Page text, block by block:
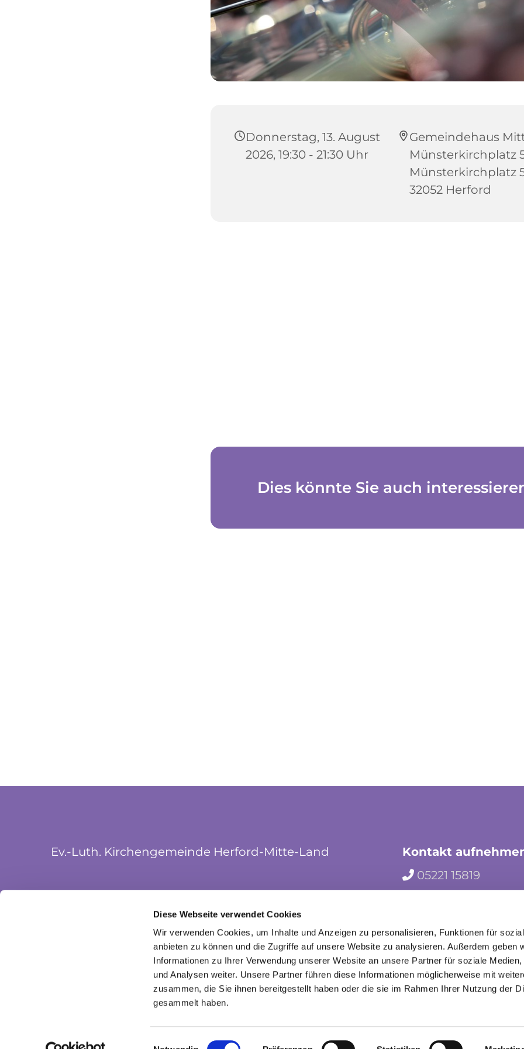
Diese Webseite verwendet Cookies
Wir verwenden Cookies, um Inhalte und Anzeigen zu personalisieren, Funktionen für
anbieten zu können und die Zugriffe auf unsere Website zu analysieren. Außerdem geben
Informationen zu Ihrer Verwendung unserer Website an unsere Partner für soziale Medien,
und Analysen weiter. Unsere Partner führen diese Informationen möglicherweise mit
zusammen, die Sie ihnen bereitgestellt haben oder die sie im Rahmen Ihrer Nutzung der
gesammelt haben.
Einwilligungsauswahl
Donnerstag, 13. August
2026, 19:30 - 21:30 Uhr
Gemeindehaus
Münsterkirchplatz
Münsterkirchplatz
32052 Herford
Dies könnte Sie auch
Ev.-Luth. Kirchengemeinde Herford-Mitte-Land Kontakt
 05221 15819